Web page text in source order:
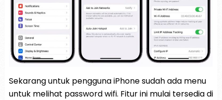
Sekarang untuk pengguna iPhone sudah ada menu
untuk melihat password wifi. Fitur ini mulai tersedia di